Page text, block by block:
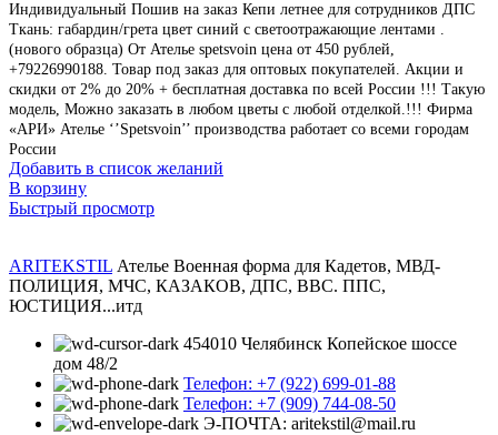
Индивидуальный Пошив на заказ Кепи летнее для сотрудников ДПС
Ткань: габардин/грета цвет синий с светоотражающие лентами .
(нового образца) От Ателье spetsvoin цена от 450 рублей,
+79226990188. Товар под заказ для оптовых покупателей. Акции и
скидки от 2% до 20% + бесплатная доставка по всей России !!! Такую
модель, Mожно заказать в любом цветы с любой отделкой.!!! Фирма
«АРИ» Ателье ‘’Spetsvoin’’ производства работает со всеми городам
России
Добавить в список желаний
В корзину
Быстрый просмотр
ARITEKSTIL Ателье Военная форма для Кадетов, МВД-
ПОЛИЦИЯ, МЧС, КАЗАКОВ, ДПС, ВВС. ППС,
ЮСТИЦИЯ...итд
454010 Челябинск Копейское шоссе
дом 48/2
Телефон: +7 (922) 699-01-88
Телефон: +7 (909) 744-08-50
Э-ПОЧТА: aritekstil@mail.ru